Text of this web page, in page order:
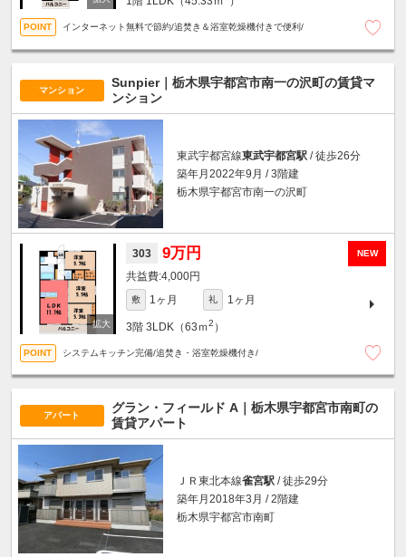
インターネット無料で節約/追焚き＆浴室乾燥機付きで便利/
マンション
Sunpier｜栃木県宇都宮市南一の沢町の賃貸マ
ンション
東武宇都宮線東武宇都宮駅 / 徒歩26分
築年月2022年9月 / 3階建
栃木県宇都宮市南一の沢町
NEW
303 9万円
4,000円
敷 1ヶ月 礼 1ヶ月
3階 3LDK（63ｍ2 ）
システムキッチン完備/追焚き・浴室乾燥機付き/
アパート
グラン・フィールド A｜栃木県宇都宮市南町の
賃貸アパート
ＪＲ東北本線雀宮駅 / 徒歩29分
築年月2018年3月 / 2階建
栃木県宇都宮市南町